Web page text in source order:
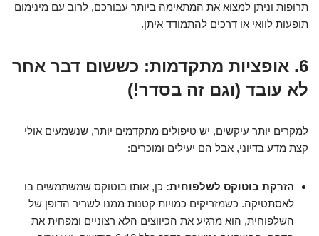
תרופות וניתן למצוא את המתאימה ביותר עבורכם, לרוב עם מינימום
תופעות לוואי או דרכים להתמודד איתן.
6. אופציות מתקדמות: כששום דבר אחר
לא עובד (וגם זה בסדר!)
למקרים יותר עיקשים, יש טיפולים מתקדמים יותר, שנשמעים אולי
קצת מדע בדיוני, אבל הם יעילים ומוכרים:
הזרקת בוטוקס לשלפוחית: כן, אותו בוטוקס שמשתמשים בו
לאסתטיקה. כשמזריקים כמויות קטנות ממנו לשריר הדופן של
השלפוחית, הוא מרגיע את הכיווצים הלא רצוניים ומפחית את